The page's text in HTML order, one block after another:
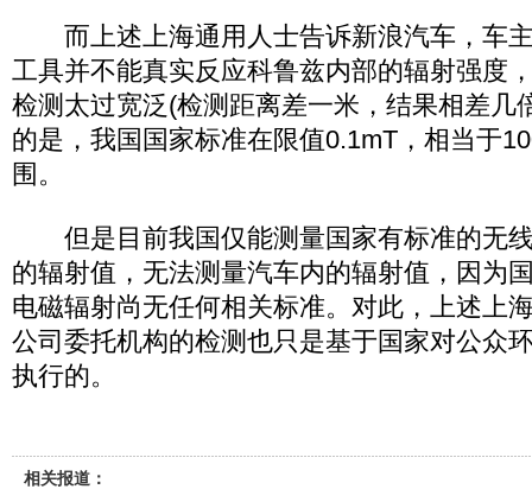
而上述上海通用人士告诉新浪汽车，车
工具并不能真实反应科鲁兹内部的辐射强度
检测太过宽泛(检测距离差一米，结果相差几
的是，我国国家标准在限值0.1mT，相当于
围。
但是目前我国仅能测量国家有标准的无
的辐射值，无法测量汽车内的辐射值，因为
电磁辐射尚无任何相关标准。对此，上述上
公司委托机构的检测也只是基于国家对公众
执行的。
相关报道：